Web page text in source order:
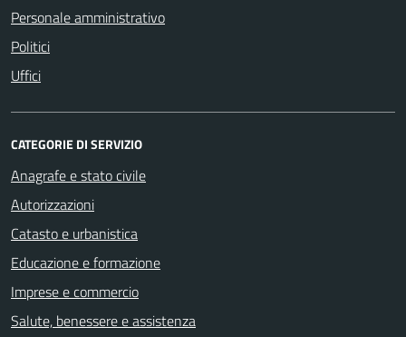
Personale amministrativo
Politici
Uffici
CATEGORIE DI SERVIZIO
Anagrafe e stato civile
Autorizzazioni
Catasto e urbanistica
Educazione e formazione
Imprese e commercio
Salute, benessere e assistenza